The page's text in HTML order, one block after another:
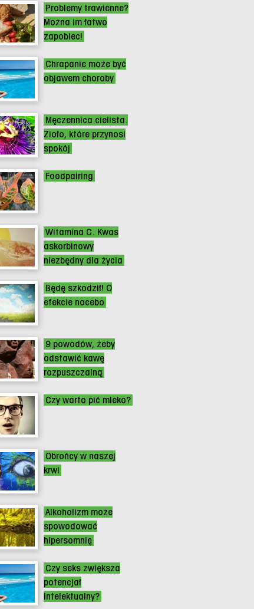
Problemy trawienne?
Można im łatwo
zapobiec!
Chrapanie może być
objawem choroby
Męczennica cielista.
Zioło, które przynosi
spokój
Foodpairing
Witamina C. Kwas
askorbinowy
niezbędny dla życia
Będę szkodził! O
efekcie nocebo
9 powodów, żeby
odstawić kawę
rozpuszczalną
Czy warto pić mleko?
Obrońcy w naszej
krwi
Alkoholizm może
spowodować
hipersomnię
Czy seks zwiększa
potencjał
intelektualny?